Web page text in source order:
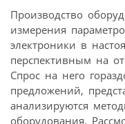
Производство
измерения
электроники в
перспективным на
Спрос на него
предложений,
анализируются
оборудования.